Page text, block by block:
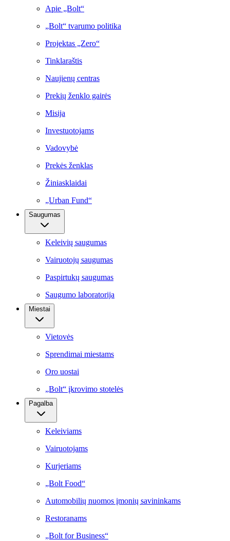
Apie „Bolt“
„Bolt“ tvarumo politika
Projektas „Zero“
Tinklaraštis
Naujienų centras
Prekių ženklo gairės
Misija
Investuotojams
Vadovybė
Prekės ženklas
Žiniasklaidai
„Urban Fund“
Saugumas
Keleivių saugumas
Vairuotojų saugumas
Paspirtukų saugumas
Saugumo laboratorija
Miestai
Vietovės
Sprendimai miestams
Oro uostai
„Bolt“ įkrovimo stotelės
Pagalba
Keleiviams
Vairuotojams
Kurjeriams
„Bolt Food“
Automobilių nuomos įmonių savininkams
Restoranams
„Bolt for Business“